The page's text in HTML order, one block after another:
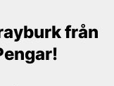
från